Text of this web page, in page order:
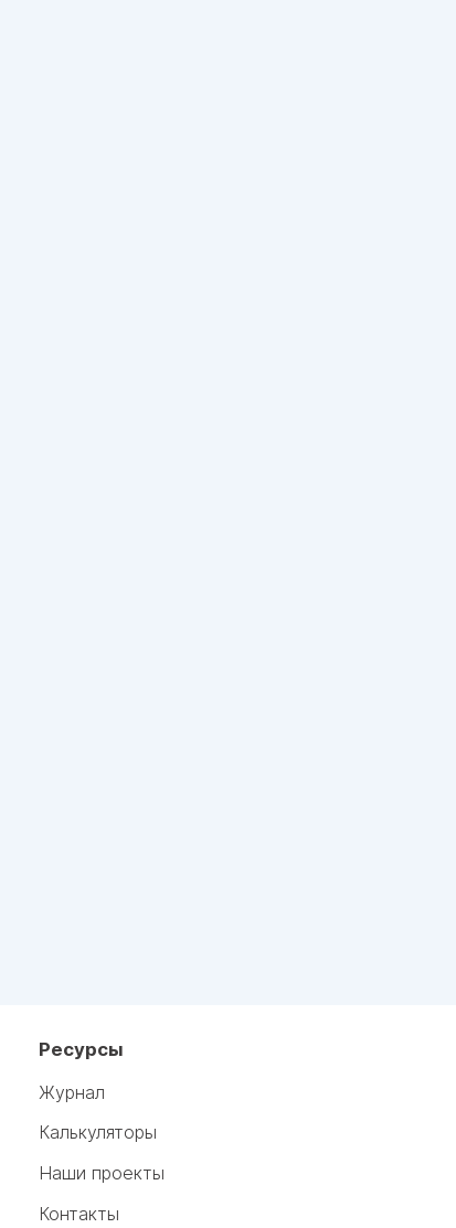
Ресурсы
Журнал
Калькуляторы
Наши проекты
Контакты